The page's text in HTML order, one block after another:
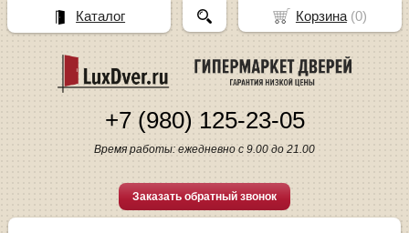
+7 (980) 125-23-05
Время работы: ежедневно с 9.00 до 21.00
Заказать обратный звонок
Корзина(0)
Каталог